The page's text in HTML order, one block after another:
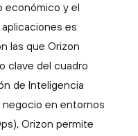
económico y el
es
las que Orizon
clave del cuadro
de Inteligencia
negocio en entornos
Orizon permite